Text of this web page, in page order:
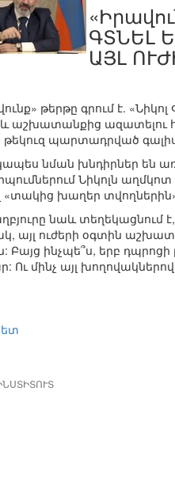
ԳՏՆԵԼ
ԱՅԼ
թերթը գրում է.
և աշխատանքից ազատելու
թեկուզ պարտադրված
նման խնդիրներ են
Նիկոլն
«տակից խաղեր
նաև տեղեկացնում
այլ ուժերի օգտին
Բայց ինչպե՞ս, երբ
Ու մինչ այլ